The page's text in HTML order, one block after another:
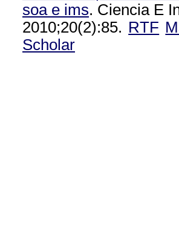
soa e ims. Ciencia E
2010;20(2):85. RTF
Scholar